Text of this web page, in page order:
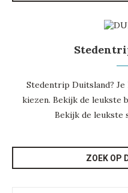
Stedentrip Duitsland?
kiezen. Bekijk de leukste
Bekijk de leukste
ZOEK OP